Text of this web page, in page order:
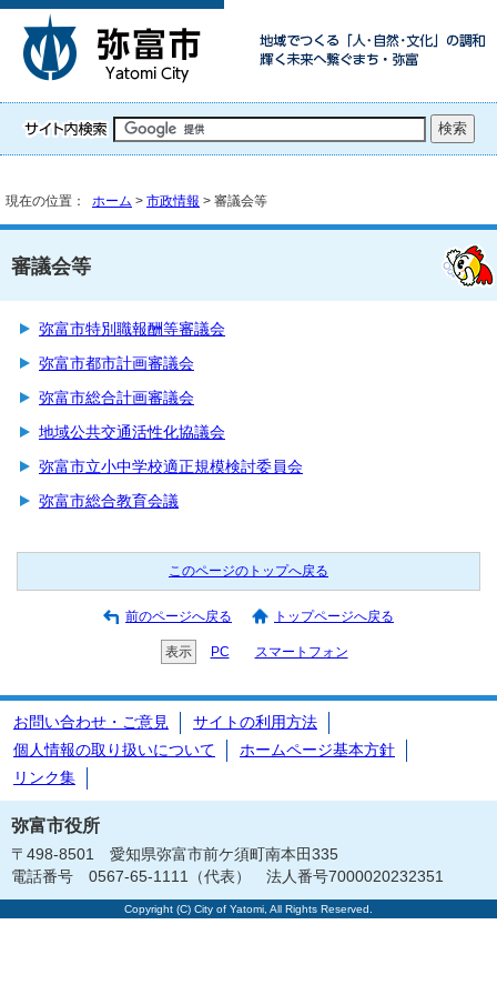
現在の位置： ホーム > 市政情報 > 審議会等
審議会等
弥富市特別職報酬等審議会
弥富市都市計画審議会
弥富市総合計画審議会
地域公共交通活性化協議会
弥富市立小中学校適正規模検討委員会
弥富市総合教育会議
このページのトップへ戻る
前のページへ戻る トップページへ戻る
表示 PC スマートフォン
お問い合わせ・ご意見
サイトの利用方法
個人情報の取り扱いについて
ホームページ基本方針
リンク集
弥富市役所
〒498-8501 愛知県弥富市前ケ須町南本田335
電話番号 0567-65-1111（代表） 法人番号7000020232351
Copyright (C) City of Yatomi, All Rights Reserved.